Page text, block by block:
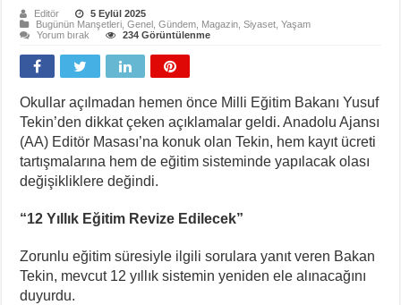
Editör
5 Eylül 2025
Bugünün Manşetleri,Genel ,Gündem, Magazin,Siyaset,Yaşam
Yorum bırak
234 Görüntülenme
Okullar açılmadan hemen önce Milli Eğitim Bakanı Yusuf
Tekin’den dikkat çeken açıklamalar geldi. Anadolu Ajansı
(AA) Editör Masası’na konuk olan Tekin, hem kayıt ücreti
tartışmalarına hem de eğitim sisteminde yapılacak olası
değişikliklere değindi.
“12 Yıllık Eğitim Revize Edilecek”
Zorunlu eğitim süresiyle ilgili sorulara yanıt veren Bakan
Tekin, mevcut 12 yıllık sistemin yeniden ele alınacağını
duyurdu.